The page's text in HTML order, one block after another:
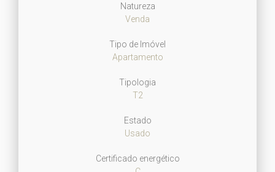
Natureza
Venda
Tipo de Imóvel
Apartamento
Tipologia
T2
Estado
Usado
Certificado energético